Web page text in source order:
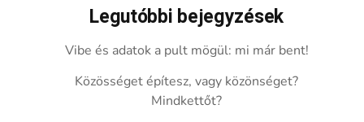
Legutóbbi bejegyzések
Vibe és adatok a pult mögül: mi már bent!
Közösséget építesz, vagy közönséget?
Mindkettőt?